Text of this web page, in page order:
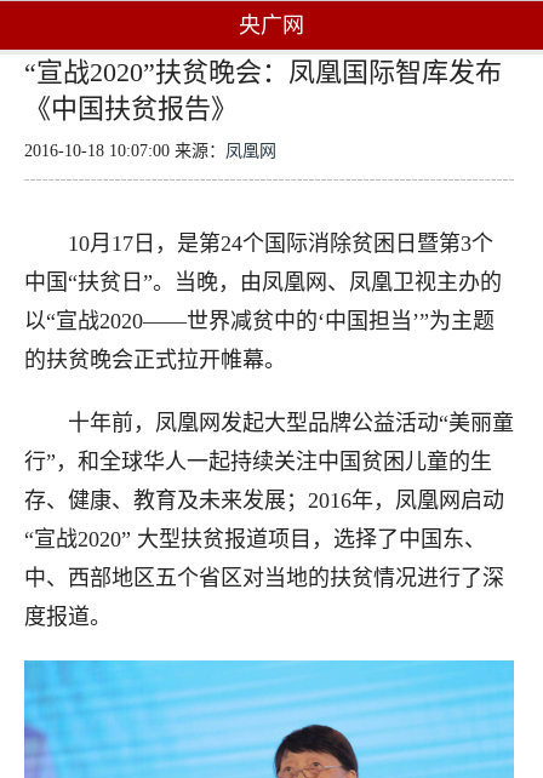
央广网
“宣战2020”扶贫晚会：凤凰国际智库发布
《中国扶贫报告》
2016-10-18 10:07:00 来源： 凤凰网
10月17日，是第24个国际消除贫困日暨第3个
中国“扶贫日”。当晚，由凤凰网、凤凰卫视主办的
以“宣战2020——世界减贫中的‘中国担当’”为主题
的扶贫晚会正式拉开帷幕。
十年前，凤凰网发起大型品牌公益活动“美丽童
行”，和全球华人一起持续关注中国贫困儿童的生
存、健康、教育及未来发展；2016年，凤凰网启动
“宣战2020” 大型扶贫报道项目，选择了中国东、
中、西部地区五个省区对当地的扶贫情况进行了深
度报道。